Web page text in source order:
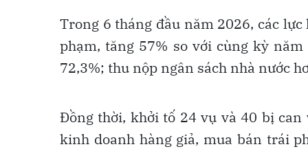
Trong 6 tháng đầu năm 2026, các
phạm, tăng 57% so với cùng kỳ
72,3%; thu nộp ngân sách nhà nước
Đồng thời, khởi tố 24 vụ và 40 bị can
kinh doanh hàng giả, mua bán trái